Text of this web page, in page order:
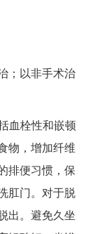
；以非手术治
血栓性和嵌顿
物，增加纤维
排便习惯，保
肛门。对于脱
出。避免久坐